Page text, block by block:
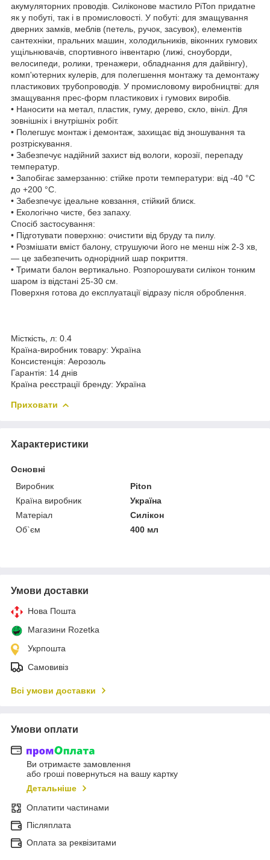
акумуляторних проводів. Силіконове мастило PiTon придатне
як у побуті, так і в промисловості. У побуті: для змащування
дверних замків, меблів (петель, ручок, засувок), елементів
сантехніки, пральних машин, холодильників, віконних гумових
ущільнювачів, спортивного інвентарю (лижі, сноуборди,
велосипеди, ролики, тренажери, обладнання для дайвінгу),
комп'ютерних кулерів, для полегшення монтажу та демонтажу
пластикових трубопроводів. У промисловому виробництві: для
змащування прес-форм пластикових і гумових виробів.
• Наносити на метал, пластик, гуму, дерево, скло, вініл. Для
зовнішніх і внутрішніх робіт.
• Полегшує монтаж і демонтаж, захищає від зношування та
розтріскування.
• Забезпечує надійний захист від вологи, корозії, перепаду
температур.
• Запобігає замерзанню: стійке проти температури: від -40 °C
до +200 °C.
• Забезпечує ідеальне ковзання, стійкий блиск.
• Екологічно чисте, без запаху.
Спосіб застосування:
• Підготувати поверхню: очистити від бруду та пилу.
• Розмішати вміст балону, струшуючи його не менш ніж 2-3 хв,
— це забезпечить однорідний шар покриття.
• Тримати балон вертикально. Розпорошувати силікон тонким
шаром із відстані 25-30 см.
Поверхня готова до експлуатації відразу після оброблення.
Місткість, л: 0.4
Країна-виробник товару: Україна
Консистенція: Аерозоль
Гарантія: 14 днів
Країна реєстрації бренду: Україна
Приховати
Характеристики
Основні
Виробник
Piton
Країна виробник
Україна
Матеріал
Силікон
Об`єм
400 мл
Умови доставки
Нова Пошта
Магазини Rozetka
Укрпошта
Самовивіз
Всі умови доставки
Умови оплати
Ви отримаєте замовлення
або гроші повернуться на вашу картку
Детальніше
Оплатити частинами
Післяплата
Оплата за реквізитами